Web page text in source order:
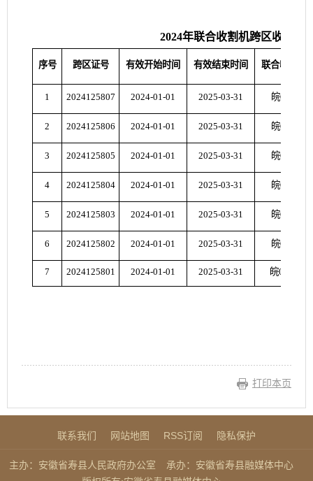
2024年联合收割机跨区收获作
序号 跨区证号 有效开始时间 有效结束时间 联合收割机
1 2024125807 2024-01-01 2025-03-31 皖
2 2024125806 2024-01-01 2025-03-31 皖
3 2024125805 2024-01-01 2025-03-31 皖
4 2024125804 2024-01-01 2025-03-31 皖
5 2024125803 2024-01-01 2025-03-31 皖
6 2024125802 2024-01-01 2025-03-31 皖
7 2024125801 2024-01-01 2025-03-31 皖04-
打印本页
联系我们 网站地图 RSS订阅 隐私保护
主办：安徽省寿县人民政府办公室
承办：安徽省寿县融媒体中心